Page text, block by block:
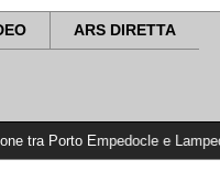
ARS DIRETTA
e Lampedusa: